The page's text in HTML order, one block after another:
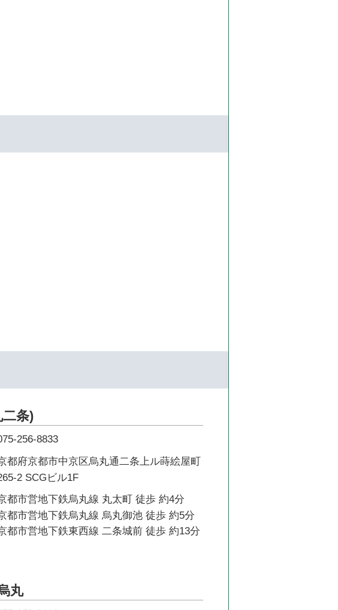
条)
256-8833
都府京都市中京区烏丸通二条上ル蒔絵屋町
2 SCGビル1F
都市営地下鉄烏丸線 丸太町 徒歩 約4分
都市営地下鉄烏丸線 烏丸御池 徒歩 約5分
都市営地下鉄東西線 二条城前 徒歩 約13分
丸